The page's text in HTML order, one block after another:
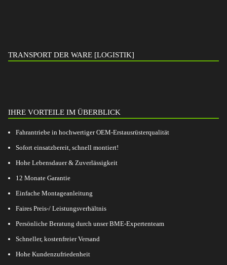
TRANSPORT DER WARE [LOGISTIK]
IHRE VORTEILE IM ÜBERBLICK
Fahrantriebe in hochwertiger OEM-Erstausrüsterqualität
Sofort einsatzbereit, schnell montiert!
Hohe Lebensdauer & Zuverlässigkeit
12 Monate Garantie
Einfache Montageanleitung
Faires Preis-/ Leistungsverhältnis
Persönliche Beratung durch unser BME-Expertenteam
Schneller, kostenfreier Versand
Hohe Kundenzufriedenheit